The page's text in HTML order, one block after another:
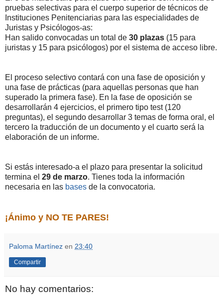
pruebas selectivas para el cuerpo superior de técnicos de
Instituciones Penitenciarias para las especialidades de
Juristas y Psicólogos-as:
Han salido convocadas un total de 30 plazas (15 para
juristas y 15 para psicólogos) por el sistema de acceso libre.
El proceso selectivo contará con una fase de oposición y
una fase de prácticas (para aquellas personas que han
superado la primera fase). En la fase de oposición se
desarrollarán 4 ejercicios, el primero tipo test (120
preguntas), el segundo desarrollar 3 temas de forma oral, el
tercero la traducción de un documento y el cuarto será la
elaboración de un informe.
Si estás interesado-a el plazo para presentar la solicitud
termina el 29 de marzo. Tienes toda la información
necesaria en las bases de la convocatoria.
¡Ánimo y NO TE PARES!
Paloma Martínez en 23:40
Compartir
No hay comentarios: